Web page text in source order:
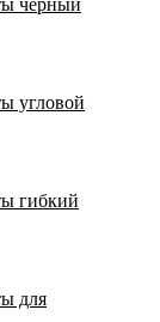
черный
угловой
гибкий
для